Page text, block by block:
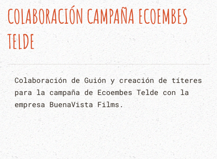
COLABORACIÓN CAMPAÑA ECOEMBES
TELDE
Colaboración de Guión y creación de títeres
para la campaña de Ecoembes Telde con la
empresa BuenaVista Films.